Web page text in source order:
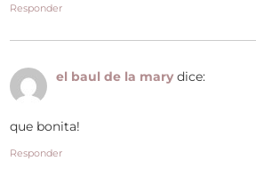
Responder
el baul de la mary dice:
que bonita!
Responder